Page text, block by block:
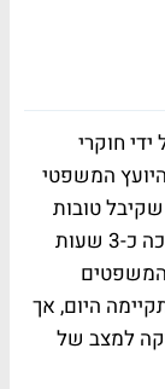
חוקרי
433, באישור היועץ המשפטי
טובות
הנאה מאנשי עסקים. בתום החקירה שנמשכה כ-3 שעות
המשפטים
היום, אך
למצב של